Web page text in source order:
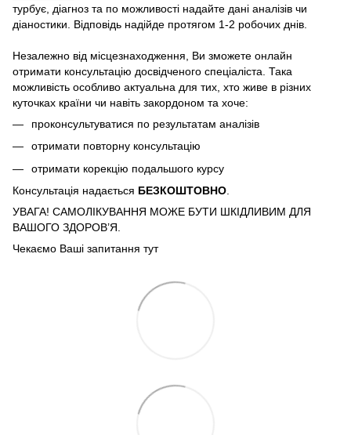
турбує, діагноз та по можливості надайте дані аналізів чи
діаностики. Відповідь надійде протягом 1-2 робочих днів.
Незалежно від місцезнаходження, Ви зможете онлайн
отримати консультацію досвідченого спеціаліста. Така
можливість особливо актуальна для тих, хто живе в різних
куточках країни чи навіть закордоном та хоче:
проконсультуватися по результатам аналізів
отримати повторну консультацію
отримати корекцію подальшого курсу
Консультація надається БЕЗКОШТОВНО
УВАГА! САМОЛІКУВАННЯ МОЖЕ БУТИ ШКІДЛИВИМ ДЛЯ
ВАШОГО ЗДОРОВ’Я.
Чекаємо Ваші запитання тут